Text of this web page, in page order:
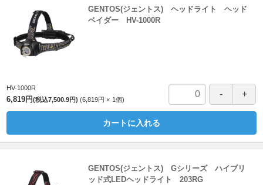
GENTOS(ジェントス) ヘッドライト ヘッド
ベイダー HV-1000R
HV-1000R
6,819円(税込7,500.9円) 6,819円 1個
カートに入れる
GENTOS(ジェントス) Gシリーズ ハイブリ
ッド式LEDヘッドライト 203RG